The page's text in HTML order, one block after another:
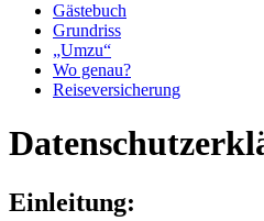
Gästebuch
Grundriss
„Umzu“
Wo genau?
Reiseversicherung
Einleitung: